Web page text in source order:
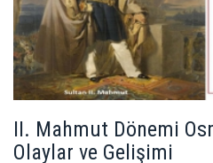
II. Mahmut Dönemi
Olaylar ve Gelişimi